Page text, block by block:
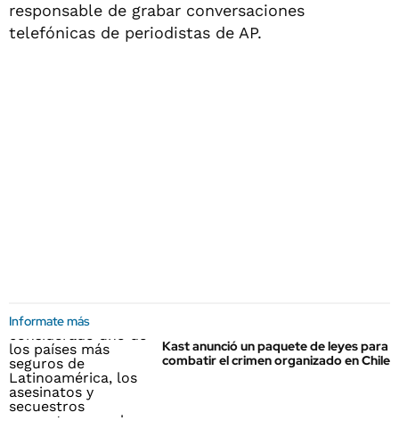
responsable de grabar conversaciones
telefónicas de periodistas de AP.
Informate más
Kast anunció un paquete de leyes para
combatir el crimen organizado en Chile